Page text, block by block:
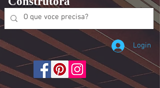
Login